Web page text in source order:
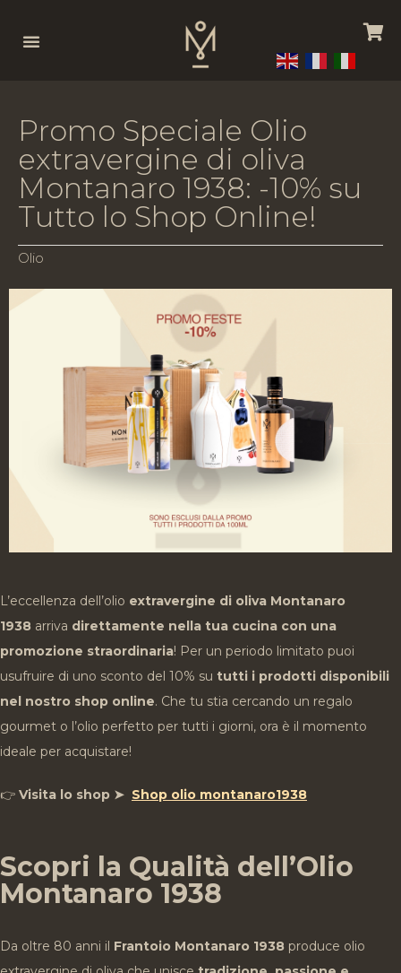
Promo Speciale Olio
extravergine di oliva
Montanaro 1938: -10% su
Tutto lo Shop Online!
Olio
L’eccellenza dell’olio extravergine di oliva Montanaro
1938 arriva direttamente nella tua cucina con una
promozione straordinaria! Per un periodo limitato puoi
usufruire di uno sconto del 10% su tutti i prodotti disponibili
nel nostro shop online. Che tu stia cercando un regalo
gourmet o l’olio perfetto per tutti i giorni, ora è il momento
ideale per acquistare!
👉 Visita lo shop ➤ Shop olio montanaro1938
Scopri la Qualità dell’Olio
Montanaro 1938
Da oltre 80 anni il Frantoio Montanaro 1938 produce olio